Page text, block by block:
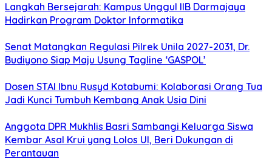
Langkah Bersejarah: Kampus Unggul IIB Darmajaya
Hadirkan Program Doktor Informatika
Senat Matangkan Regulasi Pilrek Unila 2027-2031, Dr.
Budiyono Siap Maju Usung Tagline ‘GASPOL’
Dosen STAI Ibnu Rusyd Kotabumi: Kolaborasi Orang Tua
Jadi Kunci Tumbuh Kembang Anak Usia Dini
Anggota DPR Mukhlis Basri Sambangi Keluarga Siswa
Kembar Asal Krui yang Lolos UI, Beri Dukungan di
Perantauan